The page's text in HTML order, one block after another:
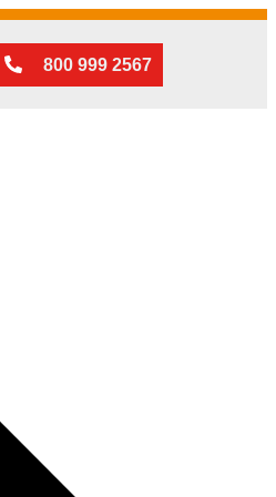
800 999 2567